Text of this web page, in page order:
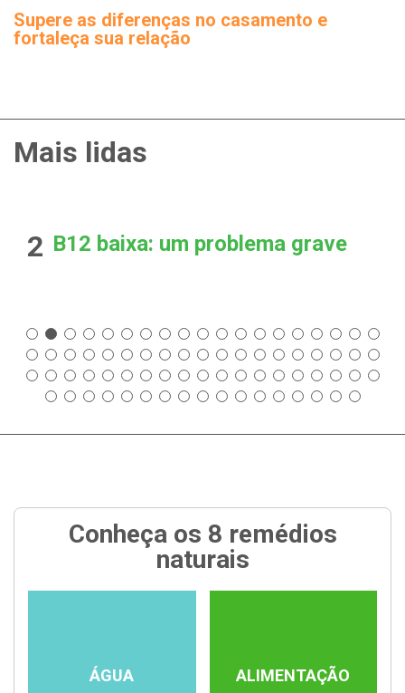
Supere as diferenças no casamento e
fortaleça sua relação
Mais lidas
2 B12 baixa: um problema grave
Conheça os 8 remédios
naturais
ÁGUA ALIMENTAÇÃO